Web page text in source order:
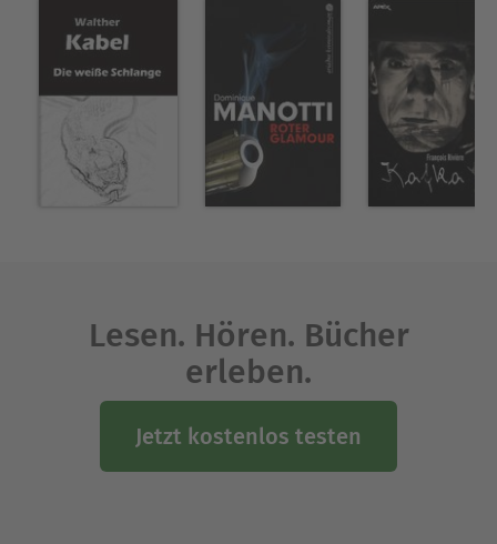
Weg. Überrascht erfährt er von Hull, wer der
eigentliche Erbe ist: Es ist das bezaubernde
Mädchen, das er auf dem Schiff kennengelernt
hat.
Ausblenden
Lesen. Hören. Bücher
erleben.
Jetzt kostenlos testen